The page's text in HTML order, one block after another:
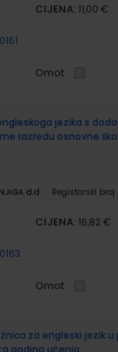
CIJENA: 11,00 €
Omot
jezika s
razredu osnovne
d.d. Registarski
CIJENA: 16,82 €
Omot
za engleski jezik
godina učenja